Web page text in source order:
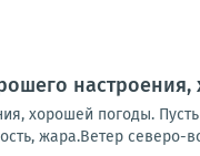
хорошей погоды.
жара.Ветер северо-